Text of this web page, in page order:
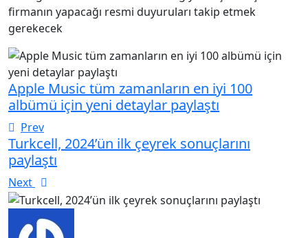
firmanın yapacağı resmi duyuruları takip etmek
gerekecek
Apple Music tüm zamanların en iyi 100
albümü için yeni detaylar paylaştı
Prev
Turkcell, 2024’ün ilk çeyrek sonuçlarını
paylaştı
Next